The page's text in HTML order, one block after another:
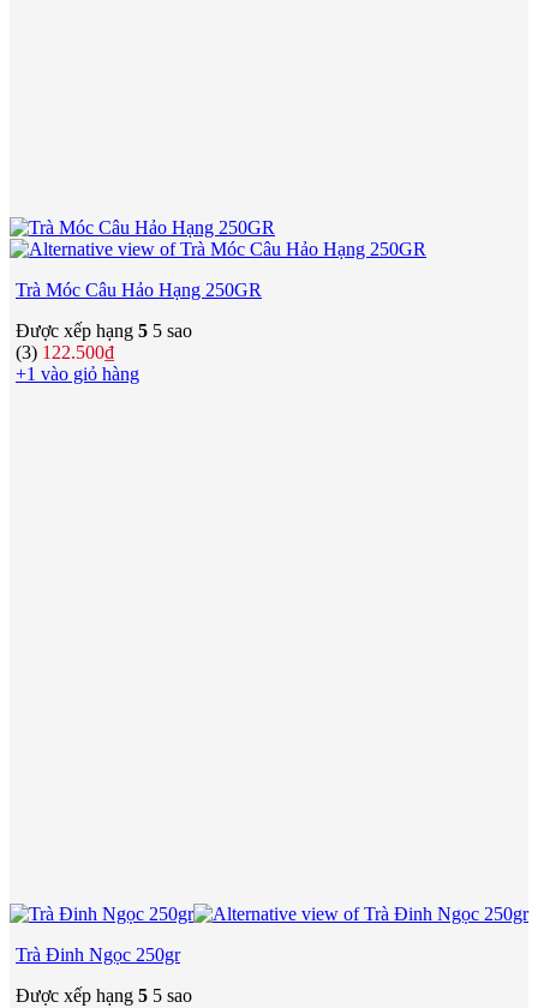
Trà Móc Câu Hảo Hạng 250GR
Được xếp hạng 5 5 sao
(3) 122.500₫
+1 vào giỏ hàng
Trà Đinh Ngọc 250gr
Được xếp hạng 5 5 sao